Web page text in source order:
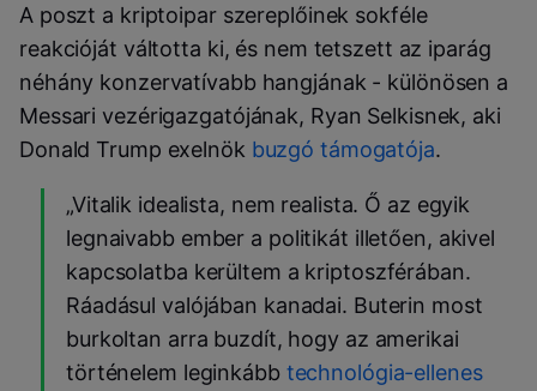
A poszt a kriptoipar szereplőinek sokféle
reakcióját váltotta ki, és nem tetszett az iparág
néhány konzervatívabb hangjának - különösen a
Messari vezérigazgatójának, Ryan Selkisnek, aki
Donald Trump exelnök buzgó támogatója.
„Vitalik idealista, nem realista. Ő az egyik
legnaivabb ember a politikát illetően, akivel
kapcsolatba kerültem a kriptoszférában.
Ráadásul valójában kanadai. Buterin most
burkoltan arra buzdít, hogy az amerikai
történelem leginkább technológia-ellenes